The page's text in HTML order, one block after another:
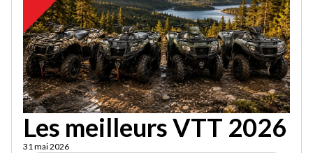
Les meilleurs VTT 2026
31 mai 2026